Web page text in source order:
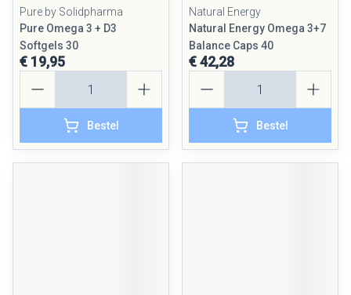
Pure by Solidpharma
Pure Omega 3 + D3
Softgels 30
€ 19,95
Bestel
Natural Energy
Natural Energy Omega 3+7
Balance Caps 40
€ 42,28
Bestel